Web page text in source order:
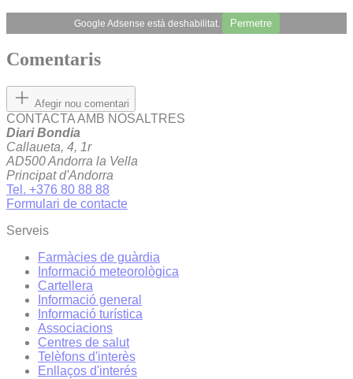
Google Adsense està deshabilitat. Permetre
Comentaris
Afegir nou comentari
CONTACTA AMB NOSALTRES
Diari Bondia
Callaueta, 4, 1r
AD500 Andorra la Vella
Principat d'Andorra
Tel. +376 80 88 88
Formulari de contacte
Serveis
Farmàcies de guàrdia
Informació meteorològica
Cartellera
Informació general
Informació turística
Associacions
Centres de salut
Telèfons d'interès
Enllaços d'interés